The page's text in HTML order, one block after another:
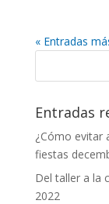
« Entradas
Entradas
¿Cómo evitar
fiestas
Del taller a la
2022